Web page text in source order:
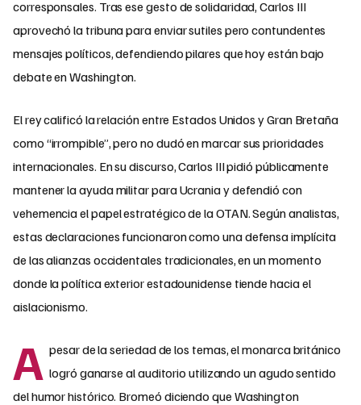
corresponsales. Tras ese gesto de solidaridad, Carlos III
aprovechó la tribuna para enviar sutiles pero contundentes
mensajes políticos, defendiendo pilares que hoy están bajo
debate en Washington.
El rey calificó la relación entre Estados Unidos y Gran Bretaña
como “irrompible”, pero no dudó en marcar sus prioridades
internacionales. En su discurso, Carlos III pidió públicamente
mantener la ayuda militar para Ucrania y defendió con
vehemencia el papel estratégico de la OTAN. Según analistas,
estas declaraciones funcionaron como una defensa implícita
de las alianzas occidentales tradicionales, en un momento
donde la política exterior estadounidense tiende hacia el
aislacionismo.
A pesar de la seriedad de los temas, el monarca británico
logró ganarse al auditorio utilizando un agudo sentido
del humor histórico. Bromeó diciendo que Washington